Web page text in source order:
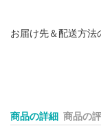
お届け先＆配送方法
商品の詳細 商品の